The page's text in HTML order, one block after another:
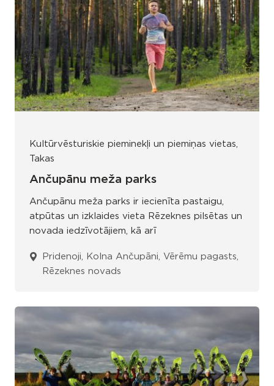
Kultūrvēsturiskie pieminekļi un piemiņas vietas
Takas
Ančupānu meža parks
Ančupānu meža parks ir iecienīta pastaigu,
atpūtas un izklaides vieta Rēzeknes pilsētas un
novada iedzīvotājiem, kā arī
Pridenoji, Kolna Ančupāni, Vērēmu pagasts,
Rēzeknes novads